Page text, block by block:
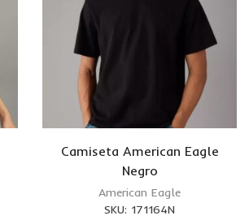
Camiseta American Eagle
Negro
American Eagle
SKU: 171164N